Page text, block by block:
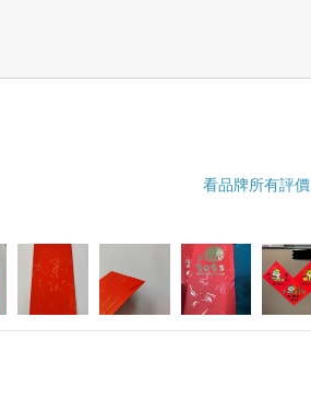
看品牌所有評價